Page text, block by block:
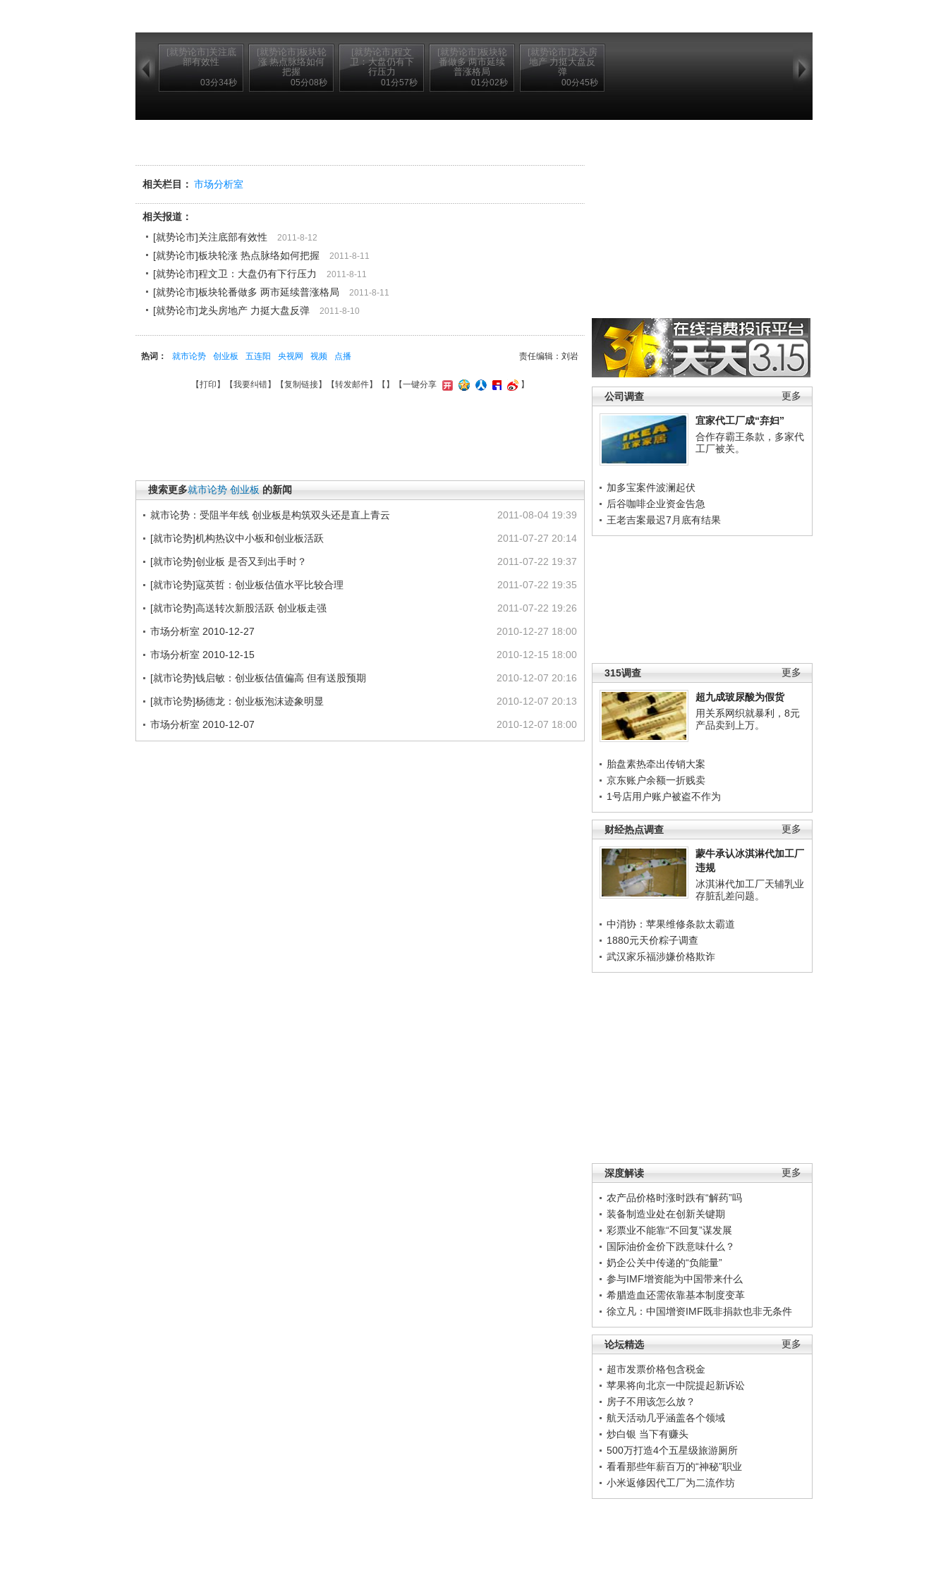
[就势论市]关注底
部有效性
03分34秒
[就势论市]板块轮
涨 热点脉络如何
把握
05分08秒
[就势论市]程文
卫：大盘仍有下
行压力
01分57秒
[就势论市]板块轮
番做多 两市延续
普涨格局
01分02秒
[就势论市]龙头房
地产 力挺大盘反
弹
00分45秒
更多
公司调查
宜家代工厂成“弃妇”
合作存霸王条款，多家代
工厂被关。
加多宝案件波澜起伏
后谷咖啡企业资金告急
王老吉案最迟7月底有结果
更多
315调查
超九成玻尿酸为假货
用关系网织就暴利，8元
产品卖到上万。
胎盘素热牵出传销大案
京东账户余额一折贱卖
1号店用户账户被盗不作为
更多
财经热点调查
蒙牛承认冰淇淋代加工厂
违规
冰淇淋代加工厂天辅乳业
存脏乱差问题。
中消协：苹果维修条款太霸道
1880元天价粽子调查
武汉家乐福涉嫌价格欺诈
更多
深度解读
农产品价格时涨时跌有“解药”吗
装备制造业处在创新关键期
彩票业不能靠“不回复”谋发展
国际油价金价下跌意味什么？
奶企公关中传递的“负能量”
参与IMF增资能为中国带来什么
希腊造血还需依靠基本制度变革
徐立凡：中国增资IMF既非捐款也非无条件
更多
论坛精选
超市发票价格包含税金
苹果将向北京一中院提起新诉讼
房子不用该怎么放？
航天活动几乎涵盖各个领域
炒白银 当下有赚头
500万打造4个五星级旅游厕所
看看那些年薪百万的“神秘”职业
小米返修因代工厂为二流作坊
相关栏目： 市场分析室
相关报道：
[就势论市]关注底部有效性
2011-8-12
[就势论市]板块轮涨 热点脉络如何把握 2011-8-11
[就势论市]程文卫：大盘仍有下行压力 2011-8-11
[就势论市]板块轮番做多 两市延续普涨格局 2011-8-11
[就势论市]龙头房地产 力挺大盘反弹 2011-8-10
责任编辑：刘岩
热词： 就市论势 创业板 五连阳 央视网 视频 点播
【打印 】【我要纠错】【复制链接】【转发邮件】【 】 【一键分享 】
搜索更多就市论势 创业板 的新闻
2011-08-04 19:39
就市论势：受阻半年线 创业板是构筑双头还是直上青云
2011-07-27 20:14
[就市论势]机构热议中小板和创业板活跃
2011-07-22 19:37
[就市论势]创业板 是否又到出手时？
2011-07-22 19:35
[就市论势]寇英哲：创业板估值水平比较合理
2011-07-22 19:26
[就市论势]高送转次新股活跃 创业板走强
2010-12-27 18:00
市场分析室 2010-12-27
2010-12-15 18:00
市场分析室 2010-12-15
2010-12-07 20:16
[就市论势]钱启敏：创业板估值偏高 但有送股预期
2010-12-07 20:13
[就市论势]杨德龙：创业板泡沫迹象明显
2010-12-07 18:00
市场分析室 2010-12-07